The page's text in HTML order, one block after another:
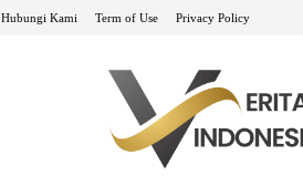
Hubungi Kami Term of Use Privacy Policy